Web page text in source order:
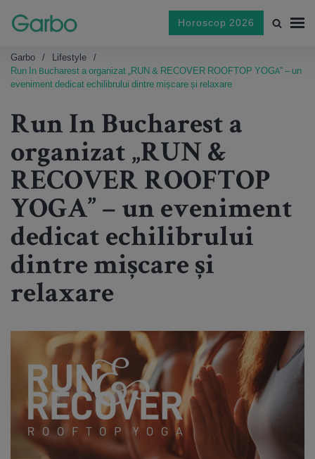
Horoscop 2026
Garbo
Lifestyle
Run In Bucharest a organizat „RUN & RECOVER ROOFTOP YOGA” – un
eveniment dedicat echilibrului dintre mișcare și relaxare
Run In Bucharest a
organizat „RUN &
RECOVER ROOFTOP
YOGA” – un eveniment
dedicat echilibrului
dintre mișcare și
relaxare